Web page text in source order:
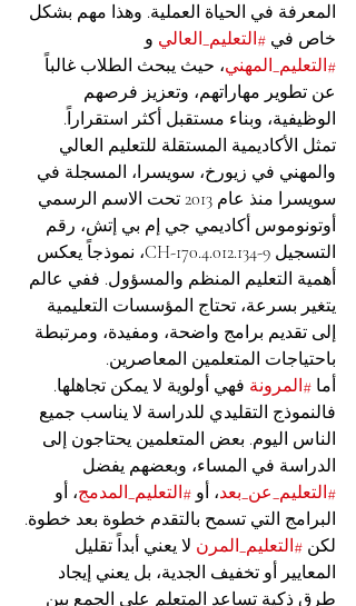
المعرفة في الحياة العملية. وهذا مهم بشكل
خاص في #التعليم_العالي و
#التعليم_المهني، حيث يبحث الطلاب غالباً
عن تطوير مهاراتهم، وتعزيز فرصهم
الوظيفية، وبناء مستقبل أكثر استقراراً.
تمثل الأكاديمية المستقلة للتعليم العالي
والمهني في زيورخ، سويسرا، المسجلة في
سويسرا منذ عام 2013 تحت الاسم الرسمي
أوتونوموس أكاديمي جي إم بي إتش، رقم
التسجيل CH-170.4.012.134-9، نموذجاً يعكس
أهمية التعليم المنظم والمسؤول. ففي عالم
يتغير بسرعة، تحتاج المؤسسات التعليمية
إلى تقديم برامج واضحة، ومفيدة، ومرتبطة
باحتياجات المتعلمين المعاصرين.
أما #المرونة فهي أولوية لا يمكن تجاهلها.
فالنموذج التقليدي للدراسة لا يناسب جميع
الناس اليوم. بعض المتعلمين يحتاجون إلى
الدراسة في المساء، وبعضهم يفضل
#التعليم_عن_بعد، أو #التعليم_المدمج، أو
البرامج التي تسمح بالتقدم خطوة بعد خطوة.
لكن #التعليم_المرن لا يعني أبداً تقليل
المعايير أو تخفيف الجدية، بل يعني إيجاد
طرق ذكية تساعد المتعلم على الجمع بين